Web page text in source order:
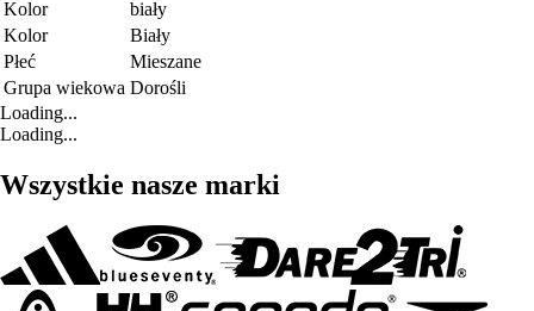
Kolor
biały
Kolor
Biały
Płeć
Mieszane
Grupa wiekowa Dorośli
Loading...
Loading...
Wszystkie nasze marki